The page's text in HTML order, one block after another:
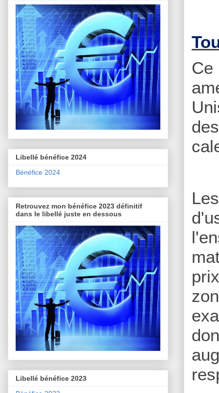
Libellé bénéfice 2024
Bénéfice 2024
Retrouvez mon bénéfice 2023 définitif
dans le libellé juste en dessous
Libellé bénéfice 2023